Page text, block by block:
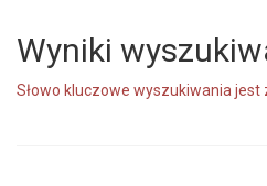
Wyniki
Słowo kluczowe wyszukiwania jest